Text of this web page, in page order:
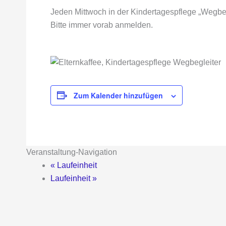
Jeden Mittwoch in der Kindertagespflege
Bitte immer vorab anmelden.
Zum Kalender hinzufügen
Veranstaltung-Navigation
« Laufeinheit
Laufeinheit»